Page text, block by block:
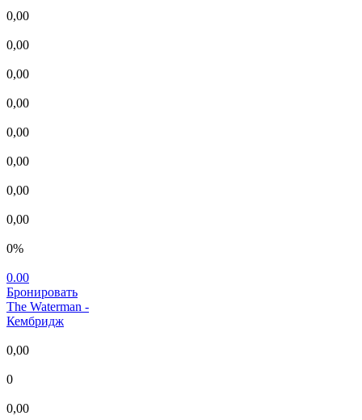
0,00
0,00
0,00
0,00
0,00
0,00
0,00
0,00
0%
0.00
Бронировать
The Waterman -
Кембридж
0,00
0
0,00